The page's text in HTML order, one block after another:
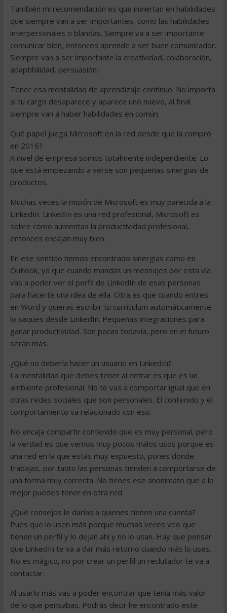
También mi recomendación es que inviertan en habilidades
que siempre van a ser importantes, como las habilidades
interpersonales o blandas. Siempre va a ser importante
comunicar bien, entonces aprende a ser buen comunicador.
Siempre van a ser importante la creatividad, colaboración,
adaptibilidad, persuasión.
Tener esa mentalidad de aprendizaje continuo. No importa
si tu cargo desaparece y aparece uno nuevo, al final
siempre van a haber habilidades en común.
Qué papel juega Microsoft en la red desde que la compró
en 2016?
A nivel de empresa somos totalmente independiente. Lo
que está empezando a verse son pequeñas sinergias de
productos.
Muchas veces la misión de Microsoft es muy parecida a la
LinkedIn. LinkedIn es una red profesional, Microsoft es
sobre cómo aumentas la productividad profesional,
entonces encajan muy bien.
En ese sentido hemos encontrado sinergias como en
Outlook, ya que cuando mandas un mensajes por esta vía
vas a poder ver el perfil de LinkedIn de esas personas
para hacerte una idea de ella. Otra es que cuando entres
en Word y quieras escribir tu currículum automáticamente
lo saques desde LinkedIn. Pequeñas integraciones para
ganar productividad. Son pocas todavía, pero en el futuro
serán más.
¿Qué no debería hacer un usuario en LinkedIn?
La mentalidad que debes tener al entrar es que es un
ambiente profesional. No te vas a comportar igual que en
otras redes sociales que son personales. El contenido y el
comportamiento va relacionado con eso.
No encaja compartir contenido que es muy personal, pero
la verdad es que vemos muy pocos malos usos porque es
una red en la que estás muy expuesto, pones donde
trabajas, por tanto las personas tienden a comportarse de
una forma muy correcta. No tienes ese anonimato que a lo
mejor puedes tener en otra red.
¿Qué consejos le darías a quienes tienen una cuenta?
Pues que lo usen más porque muchas veces veo que
tienen un perfil y lo dejan ahí y no lo usan. Hay que pensar
que LinkedIn te va a dar más retorno cuando más lo uses.
No es mágico, no por crear un perfil un reclutador te va a
contactar.
Al usarlo más vas a poder encontrar que tenía más valor
de lo que pensabas. Podrás decir he encontrado este